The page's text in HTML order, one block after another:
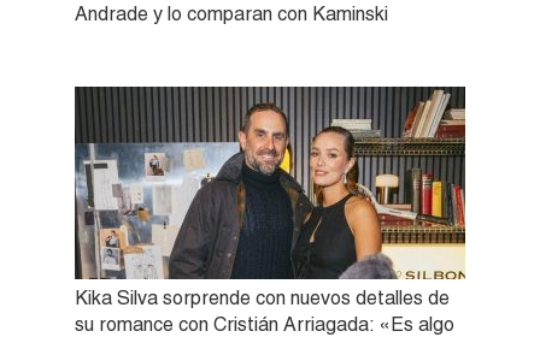
Andrade y lo comparan con Kaminski
Kika Silva sorprende con nuevos detalles de
su romance con Cristián Arriagada: «Es algo